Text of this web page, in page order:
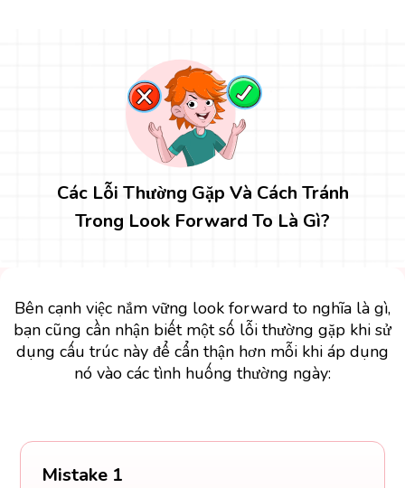
Các Lỗi Thường Gặp Và Cách Tránh
Trong Look Forward To Là Gì?
Bên cạnh việc nắm vững look forward to nghĩa là gì,
bạn cũng cần nhận biết một số lỗi thường gặp khi sử
dụng cấu trúc này để cẩn thận hơn mỗi khi áp dụng
nó vào các tình huống thường ngày:
Mistake 1